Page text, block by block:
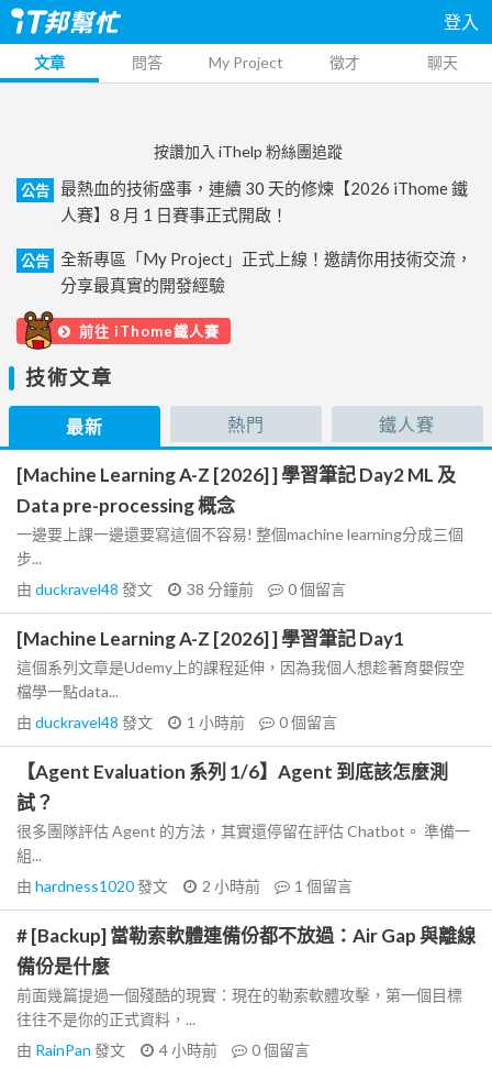
登入
文章 問答 My Project 徵才 聊天
按讚加入 iThelp 粉絲團追蹤
公告
最熱血的技術盛事，連續 30 天的修煉【2026 iThome 鐵
人賽】8 月 1 日賽事正式開啟！
公告
全新專區「My Project」正式上線！邀請你用技術交流，
分享最真實的開發經驗
前往 iThome鐵人賽
技術文章
最新 熱門 鐵人賽
[Machine Learning A-Z [2026] ] 學習筆記 Day2 ML 及
Data pre-processing 概念
一邊要上課一邊還要寫這個不容易! 整個machine learning分成三個
步...
由 duckravel48 發文 38 分鐘前 0個留言
[Machine Learning A-Z [2026] ] 學習筆記 Day1
這個系列文章是Udemy上的課程延伸，因為我個人想趁著育嬰假空
檔學一點data...
由 duckravel48 發文 1 小時前 0個留言
【Agent Evaluation 系列 1/6】Agent 到底該怎麼測
試？
很多團隊評估 Agent 的方法，其實還停留在評估 Chatbot。 準備一
組...
由 hardness1020發文 2 小時前 1 個留言
# [Backup] 當勒索軟體連備份都不放過：Air Gap 與離線
備份是什麼
前面幾篇提過一個殘酷的現實：現在的勒索軟體攻擊，第一個目標
往往不是你的正式資料，...
由 RainPan 發文 4 小時前 0個留言